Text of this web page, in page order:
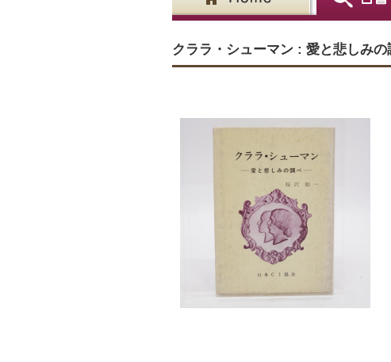
クララ・シューマン : 愛と悲しみの